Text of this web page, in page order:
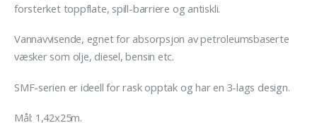
forsterket toppflate, spill-barriere og antiskli.
Vannavvisende, egnet for absorpsjon av petroleumsbaserte
væsker som olje, diesel, bensin etc.
SMF-serien er ideell for rask opptak og har en 3-lags design.
Mål: 1,42x25m.